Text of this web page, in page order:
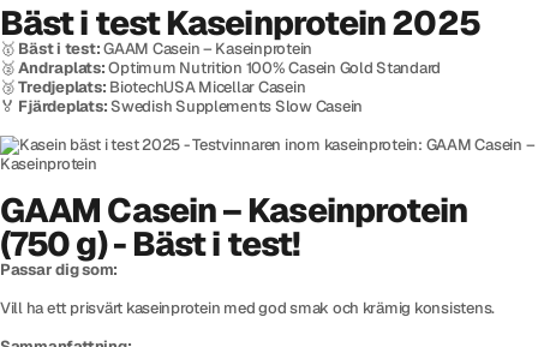
Bäst i test Kaseinprotein 2025
🥇 Bäst i test:GAAM Casein – Kaseinprotein
🥈Andraplats:Optimum Nutrition 100% Casein Gold Standard
🥉Tredjeplats: BiotechUSA Micellar Casein
🏅 Fjärdeplats:Swedish Supplements Slow Casein
GAAM Casein – Kaseinprotein
(750 g) - Bäst i test!
Passar dig som:
Vill ha ett prisvärt kaseinprotein med god smak och krämig konsistens.